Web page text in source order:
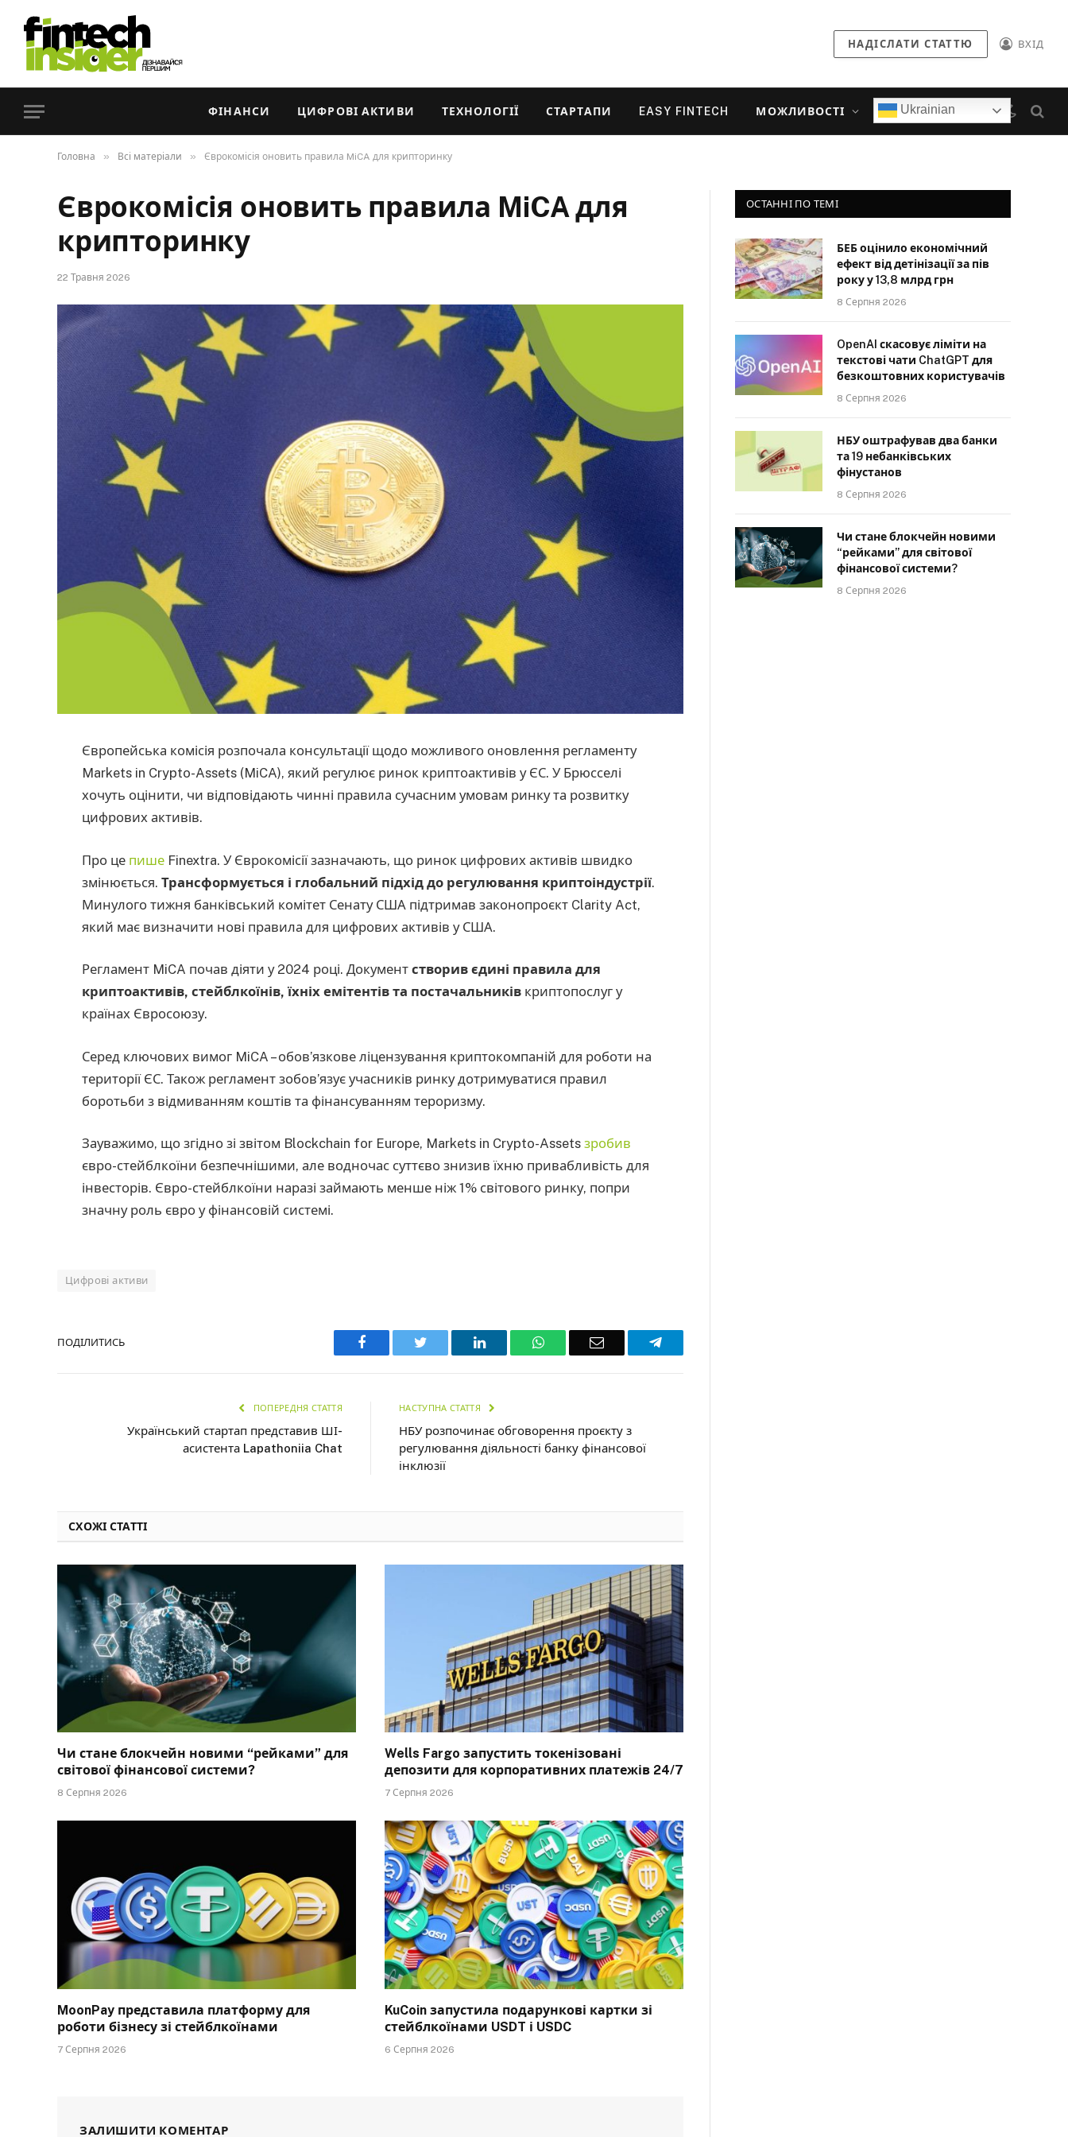
НАДІСЛАТИ СТАТТЮ ВХІД
ФІНАНСИ ЦИФРОВІ АКТИВИ ТЕХНОЛОГІЇ СТАРТАПИ EASY FINTECH МОЖЛИВОСТІ Ukrainian
Головна » Всі матеріали » Єврокомісія оновить правила MiCA для крипторинку
Єврокомісія оновить правила MiCA для
крипторинку
22 Травня 2026
Європейська комісія розпочала консультації щодо можливого оновлення регламенту
Markets in Crypto-Assets (MiCA), який регулює ринок криптоактивів у ЄС. У Брюсселі
хочуть оцінити, чи відповідають чинні правила сучасним умовам ринку та розвитку
цифрових активів.
Про це пише Finextra. У Єврокомісії зазначають, що ринок цифрових активів швидко
змінюється. Трансформується і глобальний підхід до регулювання криптоіндустрії.
Минулого тижня банківський комітет Сенату США підтримав законопроєкт Clarity Act,
який має визначити нові правила для цифрових активів у США.
Регламент MiCA почав діяти у 2024 році. Документ створив єдині правила для
криптоактивів, стейблкоїнів, їхніх емітентів та постачальників криптопослуг у
країнах Євросоюзу.
Серед ключових вимог MiCA – обов’язкове ліцензування криптокомпаній для роботи на
території ЄС. Також регламент зобов’язує учасників ринку дотримуватися правил
боротьби з відмиванням коштів та фінансуванням тероризму.
Зауважимо, що згідно зі звітом Blockchain for Europe, Markets in Crypto-Assets зробив
євро-стейблкоїни безпечнішими, але водночас суттєво знизив їхню привабливість для
інвесторів. Євро-стейблкоїни наразі займають менше ніж 1% світового ринку, попри
значну роль євро у фінансовій системі.
Цифрові активи
ПОДІЛИТИСЬ Facebook Twitter LinkedIn WhatsAppEmail Telegram
ПОПЕРЕДНЯ СТАТТЯ
Український стартап представив ШІ-
асистента Lapathoniia Chat
НАСТУПНА СТАТТЯ
НБУ розпочинає обговорення проєкту з
регулювання діяльності банку фінансової
інклюзії
СХОЖІ СТАТТІ
Чи стане блокчейн новими “рейками” для
світової фінансової системи?
8 Серпня 2026
Wells Fargo запустить токенізовані
депозити для корпоративних платежів 24/7
7 Серпня 2026
MoonPay представила платформу для
роботи бізнесу зі стейблкоїнами
7 Серпня 2026
KuCoin запустила подарункові картки зі
стейблкоїнами USDT і USDC
6 Серпня 2026
ЗАЛИШИТИ КОМЕНТАР
ОСТАННІ ПО ТЕМІ
БЕБ оцінило економічний
ефект від детінізації за пів
року у 13,8 млрд грн
8 Серпня 2026
OpenAI скасовує ліміти на
текстові чати ChatGPT для
безкоштовних користувачів
8 Серпня 2026
НБУ оштрафував два банки
та 19 небанківських
фінустанов
8 Серпня 2026
Чи стане блокчейн новими
“рейками” для світової
фінансової системи?
8 Серпня 2026